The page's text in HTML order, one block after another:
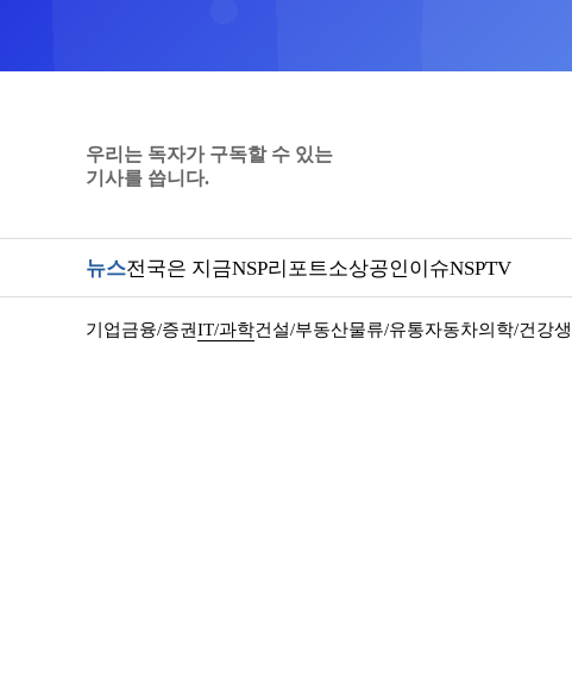
우리는 독자가 구독할 수 있는
기사를 씁니다.
뉴스전국은 지금NSP리포트소상공인이슈NSPTV
기업금융/증권IT/과학건설/부동산물류/유통자동차의학/건강